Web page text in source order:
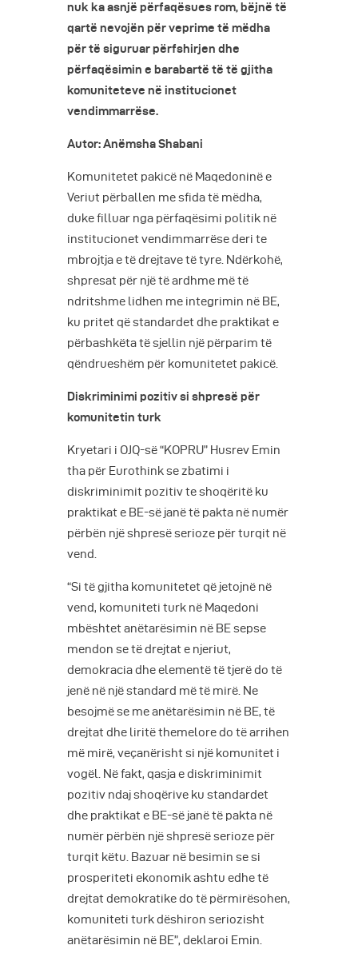
nuk ka asnjë përfaqësues rom, bëjnë të
qartë nevojën për veprime të mëdha
për të siguruar përfshirjen dhe
përfaqësimin e barabartë të të gjitha
komuniteteve në institucionet
vendimmarrëse.
Autor: Anëmsha Shabani
Komunitetet pakicë në Maqedoninë e
Veriut përballen me sfida të mëdha,
duke filluar nga përfaqësimi politik në
institucionet vendimmarrëse deri te
mbrojtja e të drejtave të tyre. Ndërkohë,
shpresat për një të ardhme më të
ndritshme lidhen me integrimin në BE,
ku pritet që standardet dhe praktikat e
përbashkëta të sjellin një përparim të
qëndrueshëm për komunitetet pakicë.
Diskriminimi pozitiv si shpresë për
komunitetin turk
Kryetari i OJQ-së “KOPRU” Husrev Emin
tha për Eurothink se zbatimi i
diskriminimit pozitiv te shoqëritë ku
praktikat e BE-së janë të pakta në numër
përbën një shpresë serioze për turqit në
vend.
“Si të gjitha komunitetet që jetojnë në
vend, komuniteti turk në Maqedoni
mbështet anëtarësimin në BE sepse
mendon se të drejtat e njeriut,
demokracia dhe elementë të tjerë do të
jenë në një standard më të mirë. Ne
besojmë se me anëtarësimin në BE, të
drejtat dhe liritë themelore do të arrihen
më mirë, veçanërisht si një komunitet i
vogël. Në fakt, qasja e diskriminimit
pozitiv ndaj shoqërive ku standardet
dhe praktikat e BE-së janë të pakta në
numër përbën një shpresë serioze për
turqit këtu. Bazuar në besimin se si
prosperiteti ekonomik ashtu edhe të
drejtat demokratike do të përmirësohen,
komuniteti turk dëshiron seriozisht
anëtarësimin në BE”, deklaroi Emin.